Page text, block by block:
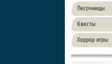
Песочницы
Квесты
Хоррор игры